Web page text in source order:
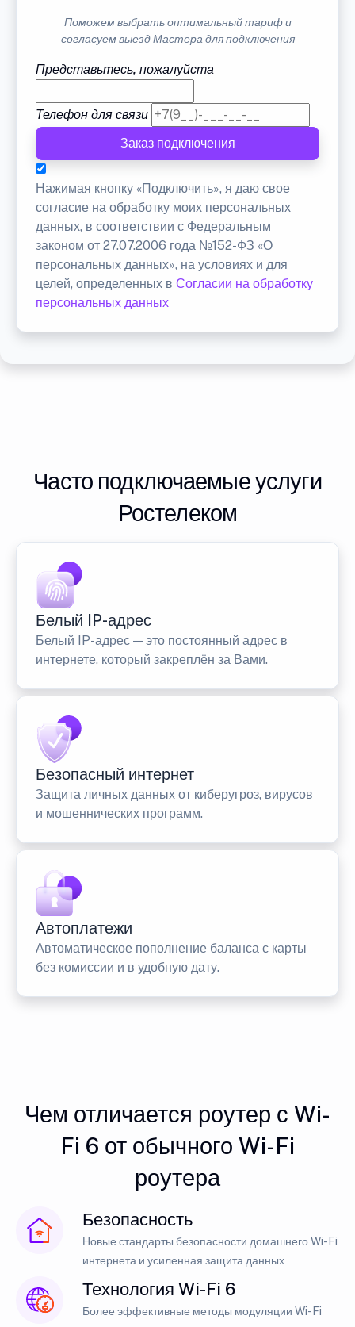
Поможем выбрать оптимальный тариф и
согласуем выезд Мастера для подключения
Представьтесь, пожалуйста
Телефон для связи
Заказ подключения
Нажимая кнопку «Подключить», я даю свое
согласие на обработку моих персональных
данных, в соответствии с Федеральным
законом от 27.07.2006 года №152-ФЗ «О
персональных данных», на условиях и для
целей, определенных в Согласии на обработку
персональных данных
Часто подключаемые услуги
Ростелеком
Белый IP-адрес
Белый IP-адрес — это постоянный адрес в
интернете, который закреплён за Вами.
Безопасный интернет
Защита личных данных от киберугроз, вирусов
и мошеннических программ.
Автоплатежи
Автоматическое пополнение баланса с карты
без комиссии и в удобную дату.
Чем отличается роутер с Wi-
Fi 6 от обычного Wi-Fi
роутера
Безопасность
Новые стандарты безопасности домашнего Wi-Fi
интернета и усиленная защита данных
Технология Wi-Fi 6
Более эффективные методы модуляции Wi-Fi